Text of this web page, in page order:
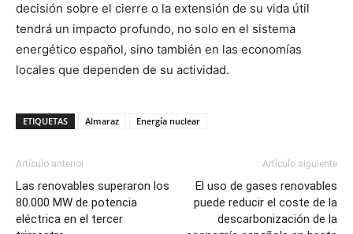
decisión sobre el cierre o la extensión de su vida útil
tendrá un impacto profundo, no solo en el sistema
energético español, sino también en las economías
locales que dependen de su actividad.
ETIQUETAS Almaraz Energía nuclear
Artículo anterior
Las renovables superaron los
80.000 MW de potencia
eléctrica en el tercer
Artículo siguiente
El uso de gases renovables
puede reducir el coste de la
descarbonización de la